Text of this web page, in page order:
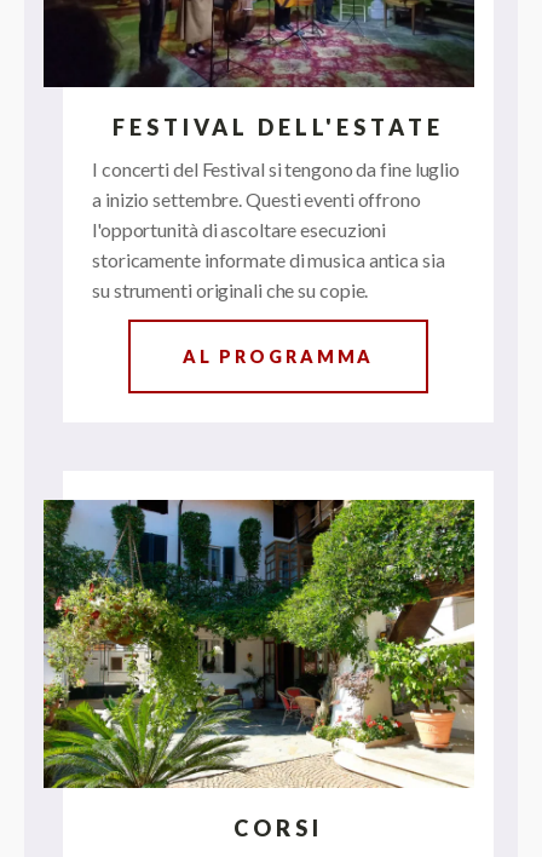
FESTIVAL DELL'ESTATE
I concerti del Festival si tengono da fine luglio
a inizio settembre. Questi eventi offrono
l'opportunità di ascoltare esecuzioni
storicamente informate di musica antica sia
su strumenti originali che su copie.
AL PROGRAMMA
CORSI